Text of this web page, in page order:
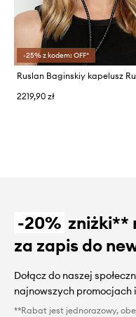
-25% z kodem: OFF*
2219,90 zł
-20% zniżki**
za zapis do
Dołącz do naszej
najnowszych promocjach
**Rabat jest jednorazowy,